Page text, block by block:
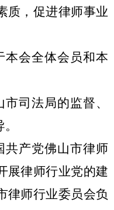
质，促进律师事业
本会全体会员和本
司法局的监督、
共产党佛山市律师
展律师行业党的建
律师行业委员会负